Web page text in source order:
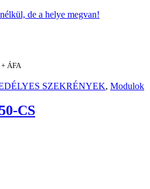
de a helye megvan!
+ ÁFA
SZEKRÉNYEK, Modulok
CS